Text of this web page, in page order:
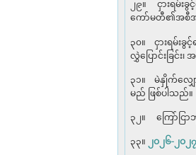
၂၉။ ငှားရမ်း
ကော်မတီ၏အစီအစ
၃၀။ ငှားရမ်းခွ
လွှဲပြောင်းခြင်း၊
၃၁။ မဲနှိုက်လျှော
မည် ဖြစ်ပါသည်။
၃၂။ ကြော်ငြ
၃၃။ ၂ဝ၂၆-၂ဝ